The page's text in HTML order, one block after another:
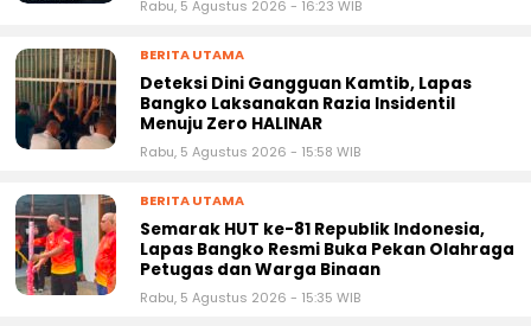
Rabu, 5 Agustus 2026 - 16:23 WIB
BERITA UTAMA
Deteksi Dini Gangguan Kamtib, Lapas
Bangko Laksanakan Razia Insidentil
Menuju Zero HALINAR
Rabu, 5 Agustus 2026 - 15:58 WIB
BERITA UTAMA
Semarak HUT ke-81 Republik Indonesia,
Lapas Bangko Resmi Buka Pekan Olahraga
Petugas dan Warga Binaan
Rabu, 5 Agustus 2026 - 15:35 WIB